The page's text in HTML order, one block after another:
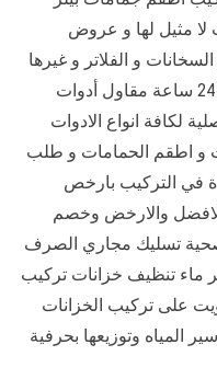
لا مثيل لها و عروض
و الفلاتر و غيرها
من خدمات السباكة رقم هاتفنا يعمل 24 ساعة مقاول أدوات
لكافة انواع الادوات
و اطقم الحمامات و طلب
في التركيب بارخص
والارخض وخصم
صحية تسليك مجاري الصرف
ماء تنظيف خزانات تركيب
على تركيب الخزانات
المياه وتوزيعها بحرفية